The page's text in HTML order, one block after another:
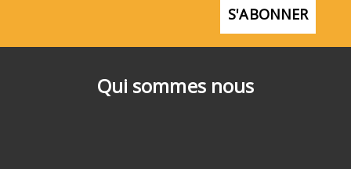
Qui sommes nous
S'ABONNER